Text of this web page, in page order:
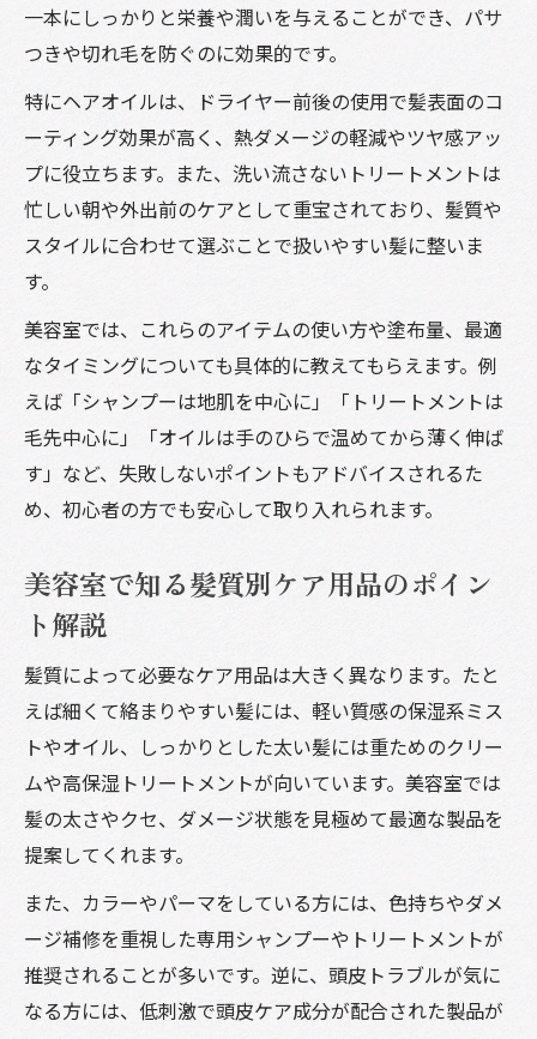
一本にしっかりと栄養や潤いを与えることができ、パサ
つきや切れ毛を防ぐのに効果的です。
特にヘアオイルは、ドライヤー前後の使用で髪表面のコ
ーティング効果が高く、熱ダメージの軽減やツヤ感アッ
プに役立ちます。また、洗い流さないトリートメントは
忙しい朝や外出前のケアとして重宝されており、髪質や
スタイルに合わせて選ぶことで扱いやすい髪に整いま
す。
美容室では、これらのアイテムの使い方や塗布量、最適
なタイミングについても具体的に教えてもらえます。例
えば「シャンプーは地肌を中心に」「トリートメントは
毛先中心に」「オイルは手のひらで温めてから薄く伸ば
す」など、失敗しないポイントもアドバイスされるた
め、初心者の方でも安心して取り入れられます。
美容室で知る髪質別ケア用品のポイン
ト解説
髪質によって必要なケア用品は大きく異なります。たと
えば細くて絡まりやすい髪には、軽い質感の保湿系ミス
トやオイル、しっかりとした太い髪には重ためのクリー
ムや高保湿トリートメントが向いています。美容室では
髪の太さやクセ、ダメージ状態を見極めて最適な製品を
提案してくれます。
また、カラーやパーマをしている方には、色持ちやダメ
ージ補修を重視した専用シャンプーやトリートメントが
推奨されることが多いです。逆に、頭皮トラブルが気に
なる方には、低刺激で頭皮ケア成分が配合された製品が